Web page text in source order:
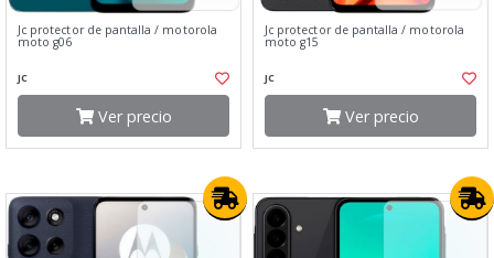
Jc protector de pantalla / motorola
moto g06
JC
Ver precio
Jc protector de pantalla / motorola
moto g15
JC
Ver precio